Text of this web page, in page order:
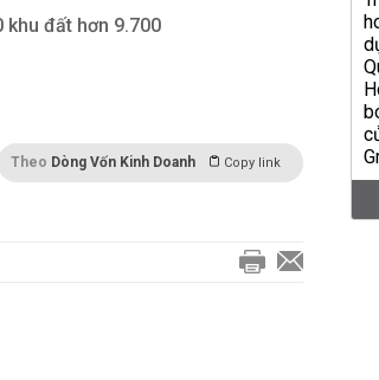
khu đất hơn 9.700
Theo Dòng Vốn Kinh Doanh Copy link